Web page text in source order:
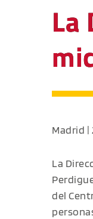
La
Madrid |
La
del